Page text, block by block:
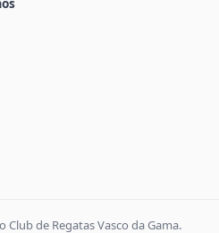
de Regatas Vasco da Gama.